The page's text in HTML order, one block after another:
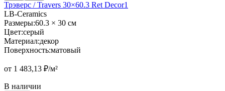
Трэверс / Travers 30×60.3 Ret Decor1
LB-Ceramics
Размеры:60.3 × 30 см
Цвет:серый
Материал:декор
Поверхность:матовый
от 1 483,13 ₽/м²
В наличии